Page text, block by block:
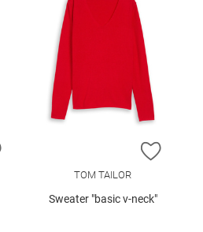
ZUR WUNSCHLISTE HINZUFÜGEN
ZUR
TOM TAILOR
Sweater "basic v-neck"